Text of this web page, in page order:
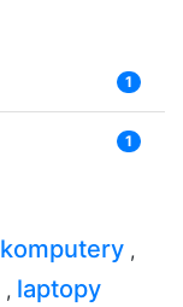
1
1
komputery ,
, laptopy